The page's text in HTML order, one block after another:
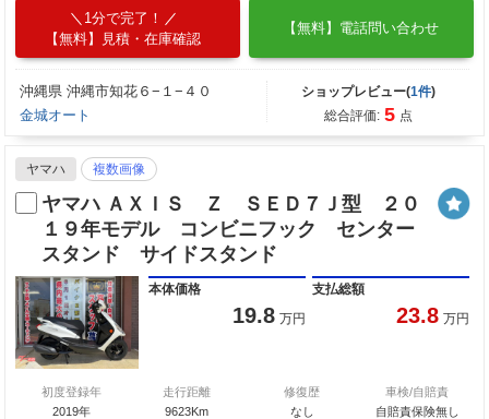
1分で完了！
【無料】見積・在庫確認
【無料】電話問い合わせ
沖縄県 沖縄市知花６−１−４０
金城オート
ショップレビュー(1件)
総合評価: 5 点
ヤマハ 複数画像
ヤマハ ＡＸＩＳ Ｚ ＳＥＤ７Ｊ型 ２０
１９年モデル コンビニフック センター
スタンド サイドスタンド
本体価格
19.8 万円
支払総額
23.8 万円
初度登録年
2019年
走行距離
9623Km
修復歴
なし
車検/自賠責
自賠責保険無し